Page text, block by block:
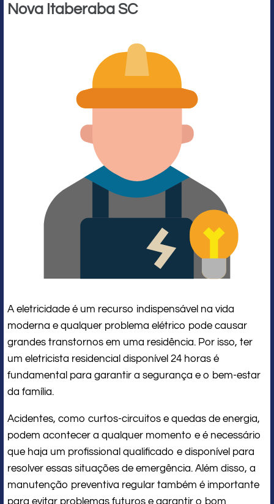
Nova Itaberaba SC
A eletricidade é um recurso indispensável na vida
moderna e qualquer problema elétrico pode causar
grandes transtornos em uma residência. Por isso, ter
um eletricista residencial disponível 24 horas é
fundamental para garantir a segurança e o bem-estar
da família.
Acidentes, como curtos-circuitos e quedas de energia,
podem acontecer a qualquer momento e é necessário
que haja um profissional qualificado e disponível para
resolver essas situações de emergência. Além disso, a
manutenção preventiva regular também é importante
para evitar problemas futuros e garantir o bom